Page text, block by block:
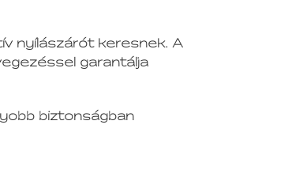
nyílászárót keresnek. A
garantálja
biztonságban